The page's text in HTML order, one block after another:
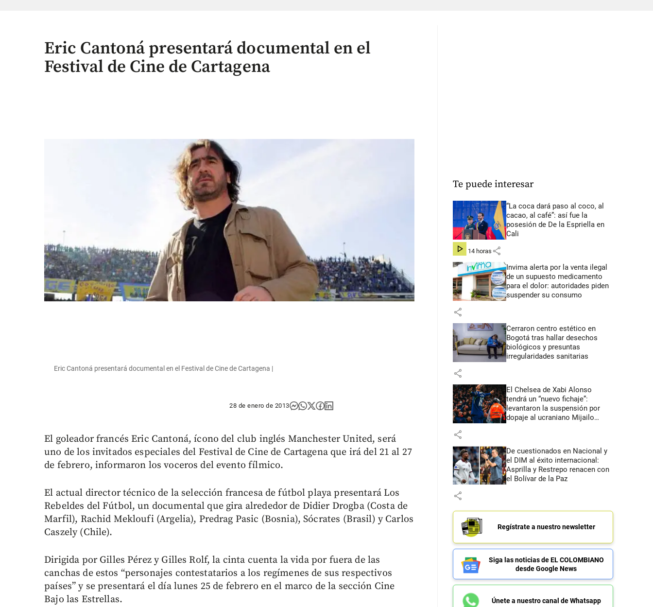
Eric Cantoná presentará documental en el
Festival de Cine de Cartagena
Eric Cantoná presentará documental en el Festival de Cine de Cartagena |
28 de enero de 2013
El goleador francés Eric Cantoná, ícono del club inglés Manchester United, será
uno de los invitados especiales del Festival de Cine de Cartagena que irá del 21 al 27
de febrero, informaron los voceros del evento fílmico.
El actual director técnico de la selección francesa de fútbol playa presentará Los
Rebeldes del Fútbol, un documental que gira alrededor de Didier Drogba (Costa de
Marfil), Rachid Mekloufi (Argelia), Predrag Pasic (Bosnia), Sócrates (Brasil) y Carlos
Caszely (Chile).
Dirigida por Gilles Pérez y Gilles Rolf, la cinta cuenta la vida por fuera de las
canchas de estos “personajes contestatarios a los regímenes de sus respectivos
países” y se presentará el día lunes 25 de febrero en el marco de la sección Cine
Bajo las Estrellas.
Te puede interesar
“La coca dará paso al coco, al
cacao, al café”: así fue la
posesión de De la Espriella en
Cali
hace 14 horas share
Invima alerta por la venta ilegal
de un supuesto medicamento
para el dolor: autoridades piden
suspender su consumo
share
Cerraron centro estético en
Bogotá tras hallar desechos
biológicos y presuntas
irregularidades sanitarias
share
El Chelsea de Xabi Alonso
tendrá un “nuevo fichaje”:
levantaron la suspensión por
dopaje al ucraniano Mijailo
share
De cuestionados en Nacional y
el DIM al éxito internacional:
Asprilla y Restrepo renacen con
el Bolívar de la Paz
share
Regístrate a nuestro newsletter
Siga las noticias de EL COLOMBIANO
desde Google News
Únete a nuestro canal de Whatsapp